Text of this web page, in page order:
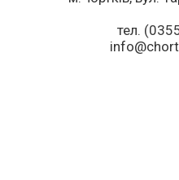
тел.